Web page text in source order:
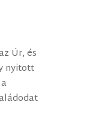
Úr, és
nyitott